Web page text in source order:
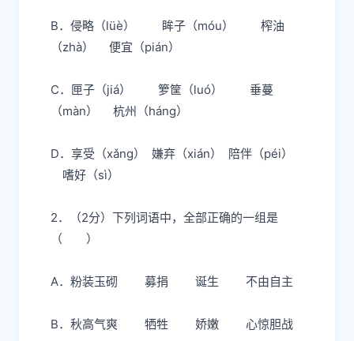
B．侵略 （lüè） 眸子（móu） 榨油
（zhà） 便宜（pián）
C． 匣子（jiá） 箩筐（luó） 垂蔓
（màn） 杭州（hánɡ）
D． 享受（xǎnɡ） 嫌弃（xián） 陪伴（péi）
嗜好（sì）
2．（2分） 下列词语中，全部正确的一组是
（ ）
A．粉装玉砌 募捐 诞生 不由自主
B．秋高气爽 牺牲 娇嫩 心惊胆战